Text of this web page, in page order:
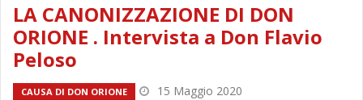
LA CANONIZZAZIONE DI DON
ORIONE . Intervista a Don Flavio
Peloso
CAUSA DI DON ORIONE
15 Maggio 2020